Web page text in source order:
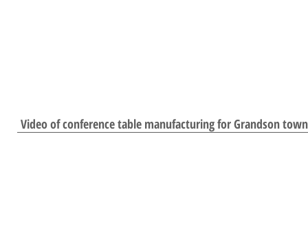
Video of conference table manufacturing for Grandson town